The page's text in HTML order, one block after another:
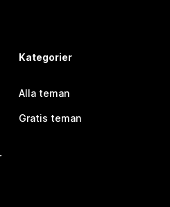
Kategorier
Alla teman
Gratis teman